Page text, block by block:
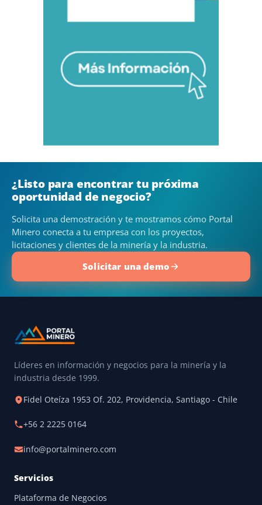
¿Listo para encontrar tu próxima
oportunidad de negocio?
Solicita una demostración y te mostramos cómo Portal
Minero conecta a tu empresa con los proyectos,
licitaciones y clientes de la minería y la industria.
Solicitar una demo
Líderes en información y negocios para la minería y la
industria desde 1999.
Fidel Oteíza 1953 Of. 202, Providencia, Santiago - Chile
+56 2 2225 0164
info@portalminero.com
Servicios
Plataforma de Negocios